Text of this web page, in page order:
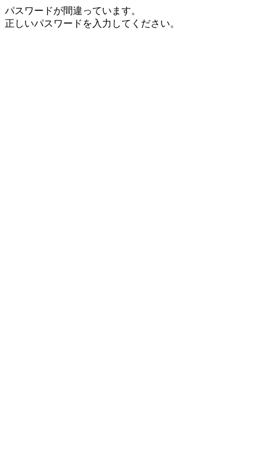
パスワードが間違っています。
正しいパスワードを入力してください。